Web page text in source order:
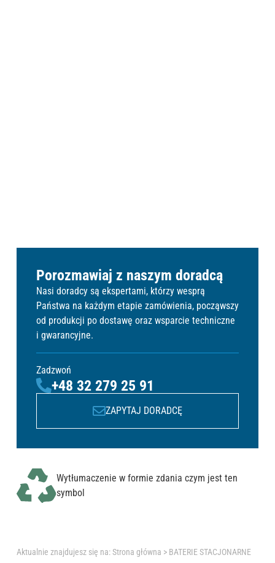
Aktualnie znajdujesz się na:Strona główna > BATERIE STACJONARNE
Porozmawiaj z naszym doradcą
Nasi doradcy są ekspertami, którzy wesprą
Państwa na każdym etapie zamówienia, począwszy
od produkcji po dostawę oraz wsparcie techniczne
i gwarancyjne.
Zadzwoń
+48 32 279 25 91
ZAPYTAJ DORADCĘ
Wytłumaczenie w formie zdania czym jest ten
symbol